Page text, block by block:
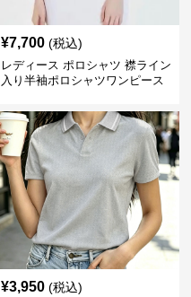
¥7,700 (税込)
レディース ポロシャツ 襟ライン
入り半袖ポロシャツワンピース
¥3,950 (税込)